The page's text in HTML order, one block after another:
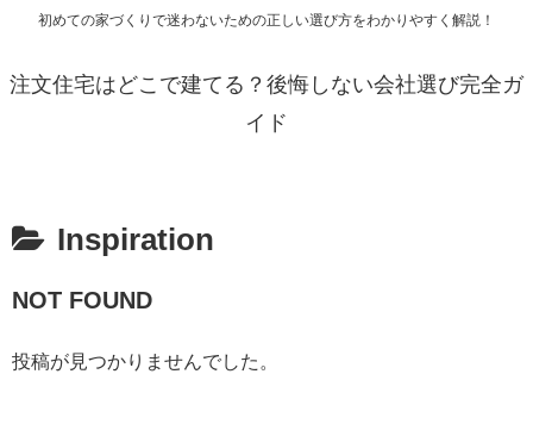
初めての家づくりで迷わないための正しい選び方をわかりやすく解説！
注文住宅はどこで建てる？後悔しない会社選び完全ガ
イド
Inspiration
NOT FOUND
投稿が見つかりませんでした。